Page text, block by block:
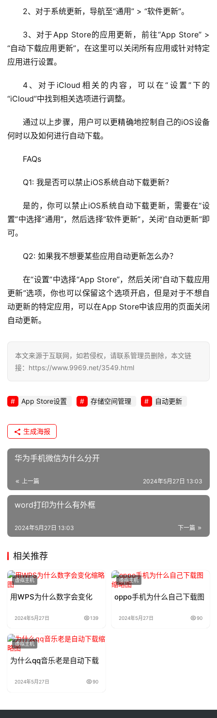
i
n
运
2、对于系统更新，导航至“通用” > “软件更新”。
3、对于App Store的应用更新，前往“App Store” >
“自动下载应用更新”，在这里可以关闭所有应用或针对特定
应用进行设置。
4、对于iCloud相关的内容，可以在“设置”下的
“iCloud”中找到相关选项进行调整。
通过以上步骤，用户可以更精确地控制自己的iOS设备
何时以及如何进行自动下载。
FAQs
Q1: 我是否可以禁止iOS系统自动下载更新？
是的，你可以禁止iOS系统自动下载更新，需要在“设
置”中选择“通用”，然后选择“软件更新”，关闭“自动更新”即
可。
Q2: 如果我不想要某些应用自动更新怎么办？
在“设置”中选择“App Store”，然后关闭“自动下载应用
更新”选项，你也可以保留这个选项开启，但是对于不想自
动更新的特定应用，可以在App Store中该应用的页面关闭
自动更新。
本文来源于互联网，如若侵权，请联系管理员删除，本文链
接：https://www.9969.net/3549.html
App Store设置 存储空间管理 自动更新
生成海报
华为手机微信为什么分开
上一篇 2024年5月27日 13:03
word打印为什么有外框
下一篇
2024年5月27日 13:03
相关推荐
虚拟主机
用WPS为什么数字会变化
2024年5月27日 139
虚拟主机
oppo手机为什么自己下载图
2024年5月27日 90
虚拟主机
为什么qq音乐老是自动下载
2024年5月27日 90